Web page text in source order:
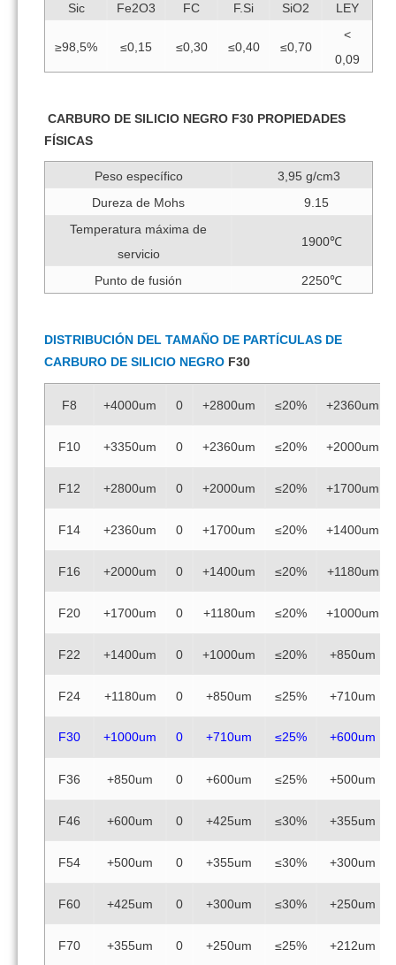
Sic Fe2O3 FC F.Si SiO2 LEY
≥98,5% ≤0,15 ≤0,30 ≤0,40 ≤0,70
<
0,09
CARBURO DE SILICIO NEGRO F30 PROPIEDADES
FÍSICAS
Peso específico
3,95 g/cm3
Dureza de Mohs
9.15
Temperatura máxima de
servicio
1900℃
Punto de fusión 2250℃
DISTRIBUCIÓN DEL TAMAÑO DE PARTÍCULAS DE
CARBURO DE SILICIO NEGRO F30
F8 +4000um 0 +2800um ≤20% +2360um
F10 +3350um 0 +2360um ≤20% +2000um
F12 +2800um 0 +2000um ≤20% +1700um
F14 +2360um 0 +1700um ≤20% +1400um
F16 +2000um 0 +1400um ≤20% +1180um
F20 +1700um 0 +1180um ≤20% +1000um
F22 +1400um 0 +1000um ≤20% +850um
F24 +1180um 0 +850um ≤25% +710um
F30 +1000um 0 +710um ≤25% +600um
F36 +850um 0 +600um ≤25% +500um
F46 +600um 0 +425um ≤30% +355um
F54 +500um 0 +355um ≤30% +300um
F60 +425um 0 +300um ≤30% +250um
F70 +355um 0 +250um ≤25% +212um